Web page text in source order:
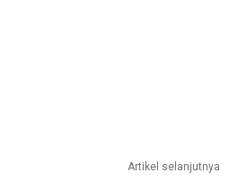
Artikel selanjutnya